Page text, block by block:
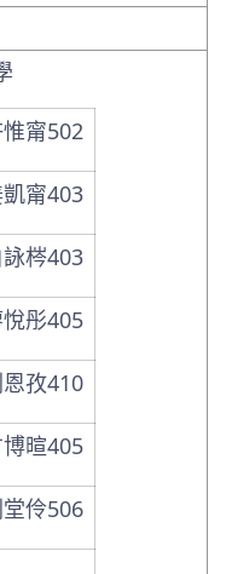
甯502
甯403
詠梣403
彤405
孜410
暄405
伶506